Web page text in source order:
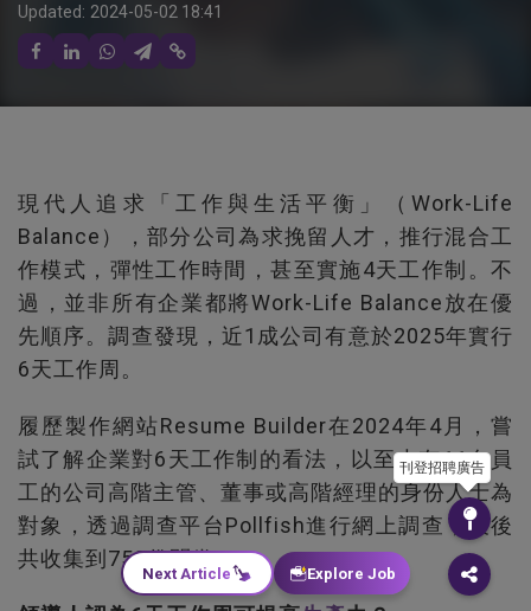
Updated: 2024-05-02 18:41
現代人追求「工作與生活平衡」（Work-Life
Balance），部分公司為求挽留人才，推行混合工
作模式，彈性工作時間，甚至實施4天工作制。不
過，並非所有企業都將Work-Life Balance放在優
先順序。調查發現，近1成公司有意於2025年實行
6天工作周。
履歷製作網站Resume Builder在2024年4月，嘗
試了解企業對6天工作制的看法，以至少有11名員
工的公司高階主管、董事或高階經理的身份人士為
對象，透過調查平台Pollfish進行網上調查，最後
共收集到753份問卷。
刊登招聘廣告
Next Article Explore Job